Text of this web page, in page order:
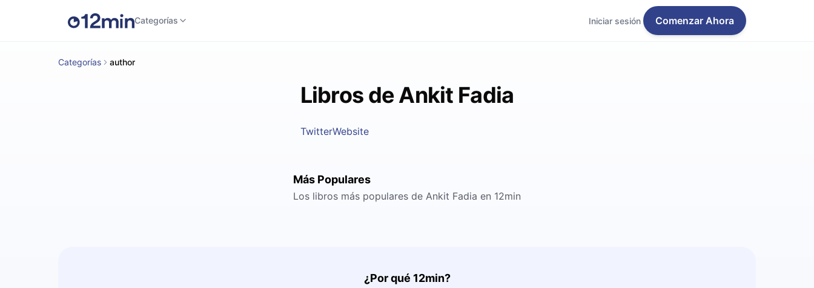
Categorías Iniciar sesión Comenzar Ahora
Categorías author
Libros de Ankit Fadia
TwitterWebsite
Más Populares
Los libros más populares de Ankit Fadia en 12min
¿Por qué 12min?